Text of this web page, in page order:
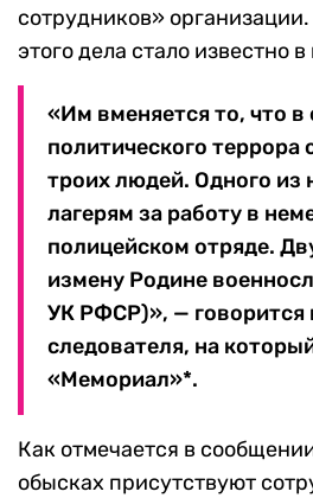
сотрудников»
этого дела стало известно
«Им вменяется то, что в
политического террора
троих людей. Одного из
лагерям за работу в
полицейском отряде.
измену Родине
УК РФСР)», — говорится
следователя, на
«Мемориал»*.
Как отмечается в
обысках присутствуют